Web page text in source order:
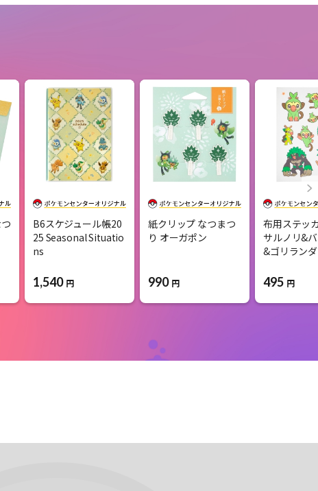
B6スケジュール帳20
25 Seasonal Situatio
ns
1,540 円
紙クリップ なつまつ
り オーガポン
990 円
布用ステッ
サルノリ&
&ゴリラン
495 円